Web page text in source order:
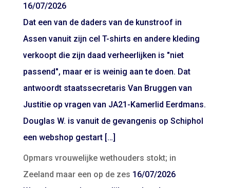
16/07/2026
Dat een van de daders van de kunstroof in
Assen vanuit zijn cel T-shirts en andere kleding
verkoopt die zijn daad verheerlijken is "niet
passend", maar er is weinig aan te doen. Dat
antwoordt staatssecretaris Van Bruggen van
Justitie op vragen van JA21-Kamerlid Eerdmans.
Douglas W. is vanuit de gevangenis op Schiphol
een webshop gestart […]
Opmars vrouwelijke wethouders stokt; in
Zeeland maar een op de zes 16/07/2026